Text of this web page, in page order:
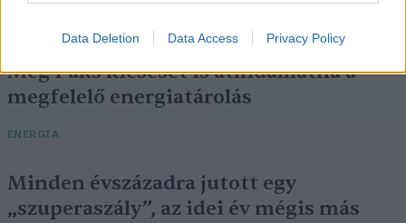
Data Deletion Data Access Privacy Policy
Még Paks kiesését is áthidalhatná a
megfelelő energiatárolás
ENERGIA
Minden évszázadra jutott egy
„szuperaszály”, az idei év mégis más